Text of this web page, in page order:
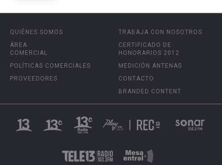
QUIÉNES SOMOS
ÁREA
COMERCIAL
POLÍTICAS COMERCIALES
PROVEEDORES
TRABAJA CON NOSOTROS
CERTIFICADO DE
HONORARIOS 2012
MEDICIÓN ANTENAS
CONTACTO
BRANDED CONTENT